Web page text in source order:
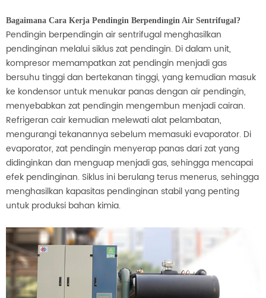
Bagaimana Cara Kerja Pendingin Berpendingin Air Sentrifugal?
Pendingin berpendingin air sentrifugal menghasilkan
pendinginan melalui siklus zat pendingin. Di dalam unit,
kompresor memampatkan zat pendingin menjadi gas
bersuhu tinggi dan bertekanan tinggi, yang kemudian masuk
ke kondensor untuk menukar panas dengan air pendingin,
menyebabkan zat pendingin mengembun menjadi cairan.
Refrigeran cair kemudian melewati alat pelambatan,
mengurangi tekanannya sebelum memasuki evaporator. Di
evaporator, zat pendingin menyerap panas dari zat yang
didinginkan dan menguap menjadi gas, sehingga mencapai
efek pendinginan. Siklus ini berulang terus menerus, sehingga
menghasilkan kapasitas pendinginan stabil yang penting
untuk produksi bahan kimia.